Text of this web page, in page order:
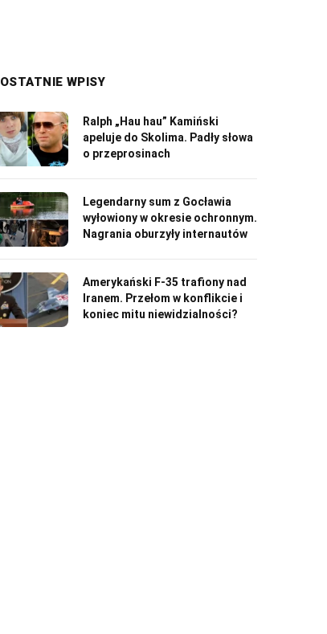
OSTATNIE WPISY
Ralph „Hau hau” Kamiński
apeluje do Skolima. Padły słowa
o przeprosinach
Legendarny sum z Gocławia
wyłowiony w okresie ochronnym.
Nagrania oburzyły internautów
Amerykański F-35 trafiony nad
Iranem. Przełom w konflikcie i
koniec mitu niewidzialności?